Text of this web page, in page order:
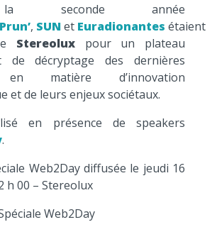
seconde année
Prun’, SUNet Euradionantes étaient
Stereolux pour un plateau
de décryptage des dernières
en matière d’innovation
et de leurs enjeux sociétaux.
en présence de speakers
.
Web2Day diffusée le jeudi 16
h 00 – Stereolux
Web2Day